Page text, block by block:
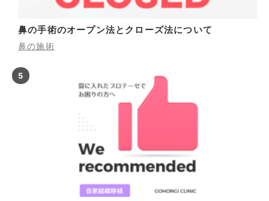
鼻の手術のオープン法とクローズ法について
鼻の施術